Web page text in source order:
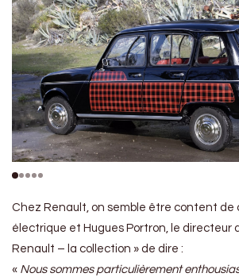
Chez Renault, on semble être content de
électrique et Hugues Portron, le directeur
Renault – la collection » de dire :
« Nous sommes particulièrement